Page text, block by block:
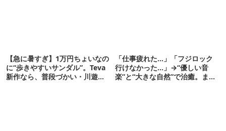
【急に暑すぎ】1万円ちょいなの
に“歩きやすいサンダル”。Teva
新作なら、普段づかい・川遊
「仕事疲れた…」「フジロック
行けなかった…」→“優しい音
楽”と“大きな自然”で治癒。まだ